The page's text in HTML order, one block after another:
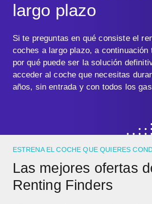
largo plazo
Si te preguntas en qué consiste el
coches a largo plazo, a continuación
por qué puede ser la solución
acceder al coche que necesitas
años, sin entrada y con todos los
ESTRENA EL COCHE QUE QUIERES
Las mejores ofertas
Renting Finders